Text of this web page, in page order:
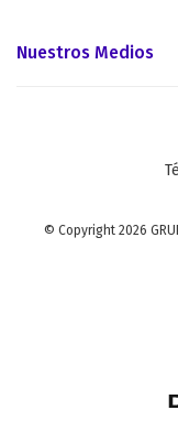
Nuestros Medios
© Copyright 2026